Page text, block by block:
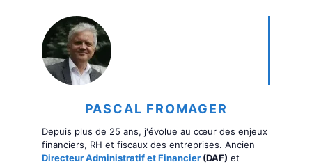
PASCAL FROMAGER
Depuis plus de 25 ans, j'évolue au cœur des enjeux
financiers, RH et fiscaux des entreprises. Ancien
Directeur Administratif et Financier (DAF) et